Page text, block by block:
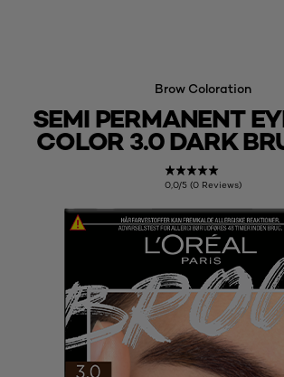
Brow Coloration
SEMI PERMANENT
COLOR 3.0 DARK
0,0/5 (0 Reviews)